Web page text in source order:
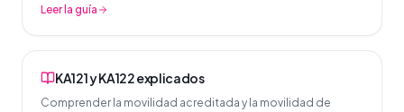
Leer la guía
KA121 y KA122 explicados
Comprender la movilidad acreditada y la movilidad de